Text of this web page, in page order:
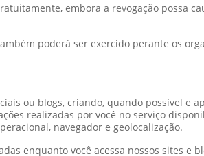
embora a revogação possa
poderá ser exercido perante os
ou blogs, criando, quando possível e
realizadas por você no serviço
navegador e geolocalização.
enquanto você acessa nossos sites e